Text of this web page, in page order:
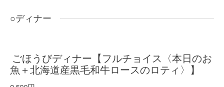
○ディナー
ごほうびディナー【フルチョイス〈本日のお
魚＋北海道産黒毛和牛ロースのロティ〉】